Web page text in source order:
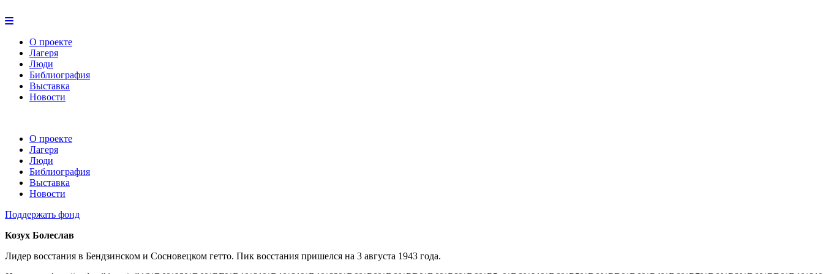
О проекте
Лагеря
Люди
Библиография
Выставка
Новости
О проекте
Лагеря
Люди
Библиография
Выставка
Новости
Поддержать фонд
Козух Болеслав
Лидер восстания в Бендзинском и Сосновецком гетто. Пик восстания пришелся на 3 августа 1943 года.